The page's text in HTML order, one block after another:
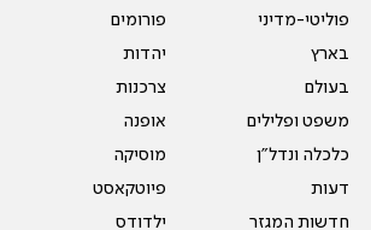
פוליטי-מדיני
בארץ
בעולם
משפט ופלילים
כלכלה ונדל"ן
דעות
חדשות המגזר
פורומים
יהדות
צרכנות
אופנה
מוסיקה
פיוטקאסט
ילדודס